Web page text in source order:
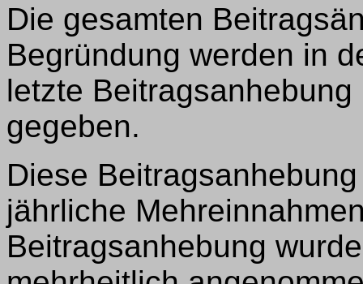
Die gesamten
Begründung werden in
letzte
gegeben.
Diese
jährliche
Beitragsanhebung